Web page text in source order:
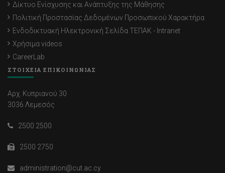
Δίκτυο Ενίσχυσης και Ανάπτυξης της Μάθησης
Πολιτική Προστασίας Δεδομένων Προσωπικού Χαρακτήρα
Ενδοδικτυακή Ηλεκτρονική Σελίδα ΤΕΠΑΚ - Intranet
Χρήσιμα videos
CareerLab
ΣΤΟΙΧΕΙΑ ΕΠΙΚΟΙΝΩΝΙΑΣ
Αρχ. Κυπριανού 30
3036 Λεμεσός
2500 2500
2500 2750
administration@cut.ac.cy